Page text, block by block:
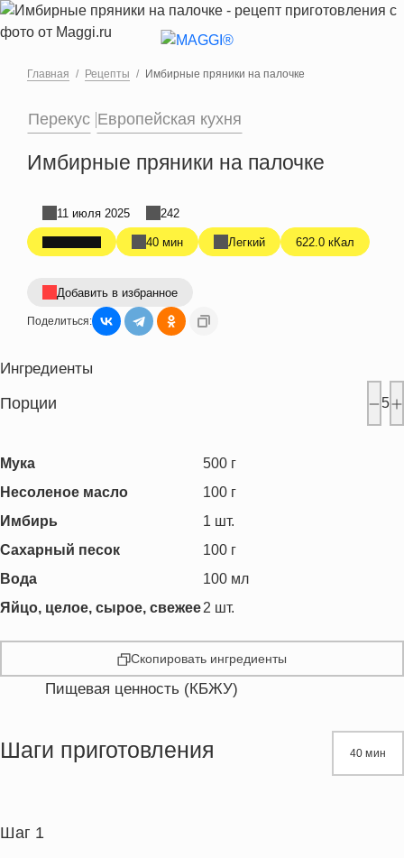
Перейти к основному содержанию
Главная Рецепты Имбирные пряники на палочке
Перекус Европейская кухня
Имбирные пряники на палочке
40 мин Легкий 622.0 кКал
11 июля 2025 242
Добавить в избранное
Поделиться:
Ингредиенты
Порции 5
Мука 500 г
Несоленое масло
100 г
Имбирь
1 шт.
Сахарный песок
100 г
Вода
100 мл
Яйцо, целое, сырое, свежее2 шт.
Скопировать ингредиенты
Пищевая ценность (КБЖУ)
Жиры
Пищевые волокна
Шаги приготовления 40 мин
Шаг 1